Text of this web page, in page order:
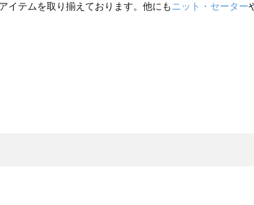
イテムを取り揃えております。他にも ニット・セーター
一覧